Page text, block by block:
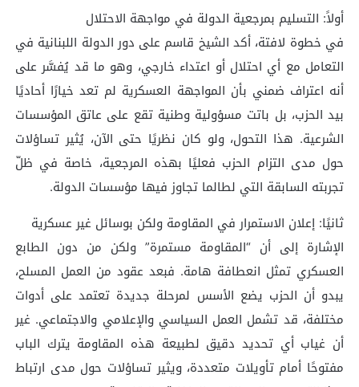
أولاً: التسليم بمرجعية الدولة في مواجهة الاحتلال
في خطوة لافتة، أكد الشيخ قاسم على دور الدولة اللبنانية في
التعامل مع أي احتلال أو اعتداء خارجي، وهو ما قد يُفسَّر على
أنه اعتراف ضمني بأن المواجهة العسكرية لم تعد خيارًا أحاديًا
بيد الحزب، بل باتت مسؤولية وطنية تقع على عاتق المؤسسات
الشرعية. هذا التحول، ولو كان نظريًا حتى الآن، يُثير تساؤلات
حول مدى التزام الحزب فعليًا بهذه المرجعية، خاصة في ظلّ
تجربته السابقة التي لطالما تجاوز فيها مؤسسات الدولة.
ثانيًا: إعلان الاستمرار في المقاومة ولكن بوسائل غير عسكرية
الإشارة إلى أن “المقاومة مستمرة” ولكن من دون الطابع
العسكري تمثل انعطافة هامة. فبعد عقود من العمل المسلح،
يبدو أن الحزب يضع الأسس لمرحلة جديدة تعتمد على أدوات
مختلفة، قد تشمل العمل السياسي والإعلامي والاجتماعي. غير
أن غياب أي تحديد دقيق لطبيعة هذه المقاومة يترك الباب
مفتوحًا أمام تأويلات متعددة، ويثير تساؤلات حول مدى ارتباط